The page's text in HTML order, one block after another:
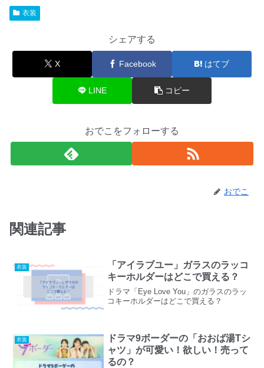
衣装
シェアする
X Facebook はてブ
LINE コピー
おでこをフォローする
おでこ
関連記事
衣装
「アイラブユー」ガラスのラッコ
キーホルダーはどこで買える？
ドラマ「Eye Love You」のガラスのラッ
コキーホルダーはどこで買える？
衣装
ドラマ9ボーダーの「おおば湯Tシ
ャツ」が可愛い！欲しい！売って
るの？